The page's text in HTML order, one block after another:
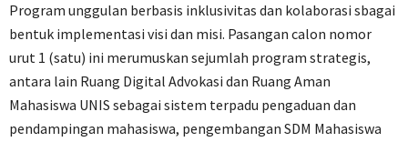
Program unggulan berbasis inklusivitas dan kolaborasi sbagai
bentuk implementasi visi dan misi. Pasangan calon nomor
urut 1 (satu) ini merumuskan sejumlah program strategis,
antara lain Ruang Digital Advokasi dan Ruang Aman
Mahasiswa UNIS sebagai sistem terpadu pengaduan dan
pendampingan mahasiswa, pengembangan SDM Mahasiswa